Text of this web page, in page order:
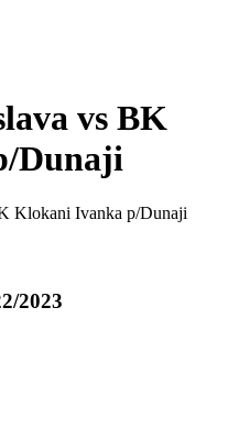
vs BK
Dunaji
Klokani Ivanka p/Dunaji
2023